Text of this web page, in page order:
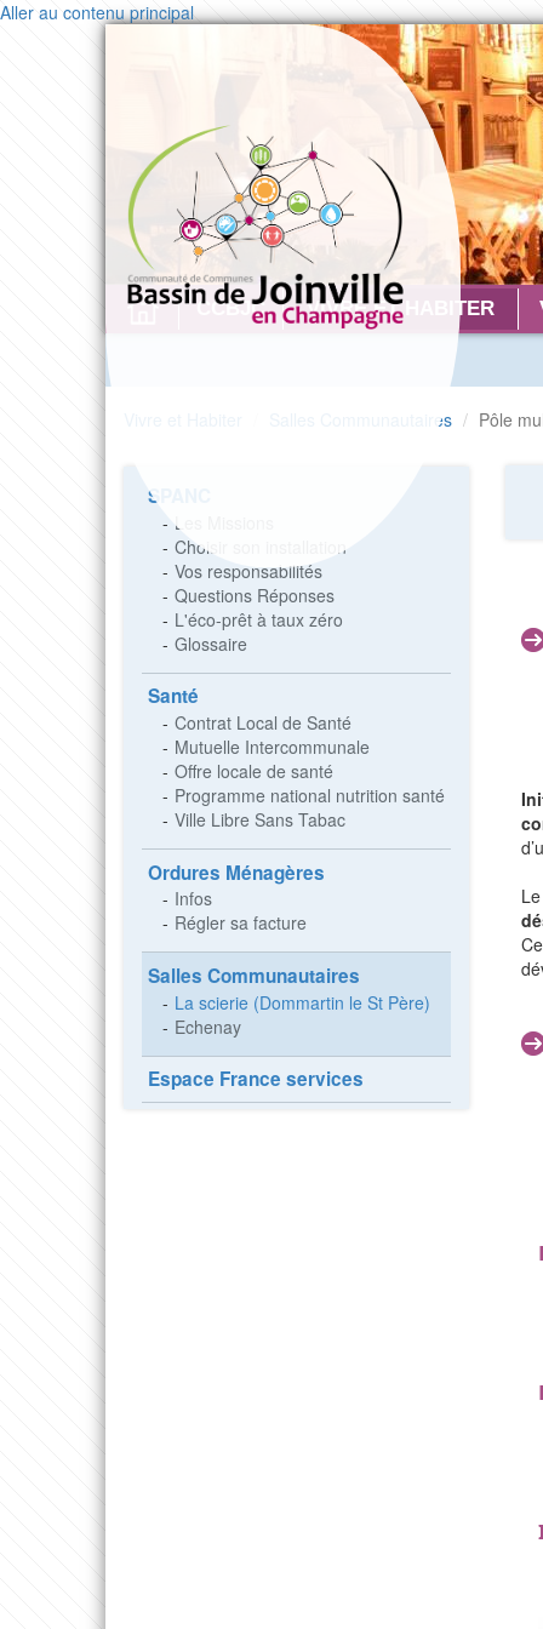
Aller au contenu principal
CCBJC VIVRE ET HABITER
Salles Communautaires Pôle
SPANC
Les Missions
Choisir son installation
Vos responsabilités
Questions Réponses
L'éco-prêt à taux zéro
Glossaire
Santé
Contrat Local de Santé
Mutuelle Intercommunale
Offre locale de santé
Programme national nutrition santé
Ville Libre Sans Tabac
Ordures Ménagères
Infos
Régler sa facture
Salles Communautaires
La scierie (Dommartin le St Père)
Echenay
Espace France services